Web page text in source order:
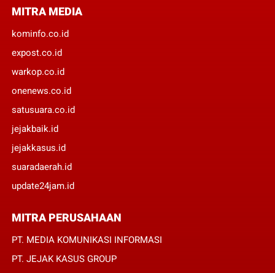
MITRA MEDIA
kominfo.co.id
expost.co.id
warkop.co.id
onenews.co.id
satusuara.co.id
jejakbaik.id
jejakkasus.id
suaradaerah.id
update24jam.id
MITRA PERUSAHAAN
PT. MEDIA KOMUNIKASI INFORMASI
PT. JEJAK KASUS GROUP